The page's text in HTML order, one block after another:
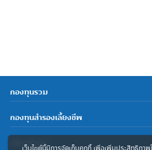
กองทุนรวม
กองทุนสำรองเลี้ยงชีพ
เกี่ยวกับเรา